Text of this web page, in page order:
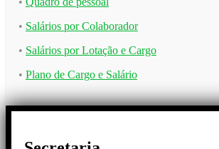
• Salários por Colaborador
• Salários por Lotação e Cargo
• Plano de Cargo e Salário